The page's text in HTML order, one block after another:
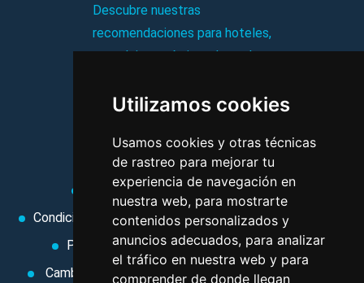
Utilizamos cookies
Usamos cookies y otras técnicas
de rastreo para mejorar tu
experiencia de navegación en
nuestra web, para mostrarte
contenidos personalizados y
anuncios adecuados, para analizar
el tráfico en nuestra web y para
comprender de donde llegan
Descubre nuestras
recomendaciones para hoteles,
complejos turísticos, hostales,
viajes, y mucho más!
MI AGENCIA
Aviso legal
Condiciones de uso
Condiciones Generales
Ley de Viajes Combinados
Política de privacidad
Uso de cookies
Cambiar preferencias de cookies
Area privada